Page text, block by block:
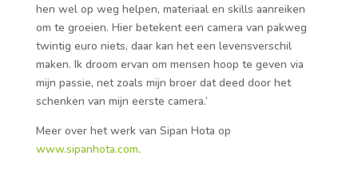
hen wel op weg helpen, materiaal en skills aanreiken
om te groeien. Hier betekent een camera van pakweg
twintig euro niets, daar kan het een levensverschil
maken. Ik droom ervan om mensen hoop te geven via
mijn passie, net zoals mijn broer dat deed door het
schenken van mijn eerste camera.’
Meer over het werk van Sipan Hota op
www.sipanhota.com.